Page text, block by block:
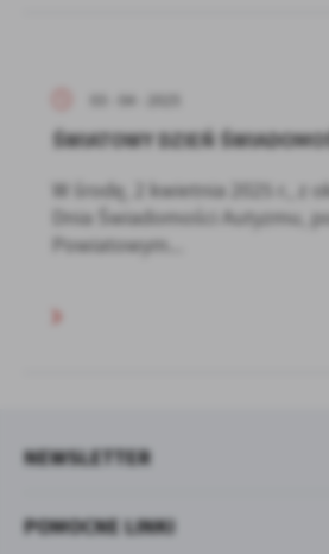
03 - 04 - 2025
ŚWIATOWY DZIEŃ
W środę, 2 kwietnia 2025 r., z
Dnia Świadomości Autyzmu,
Powiatowym...
POMOCNE LINKI
NEWSLETTER